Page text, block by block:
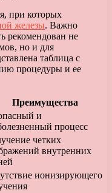
при которых
железы. Важно
рекомендован не
но и для
таблица с
процедуры и ее
Преимущества
и
процесс
четких
внутренних
ионизирующего